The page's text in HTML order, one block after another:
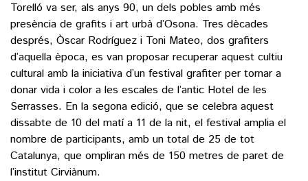
POLÍTICA
ECONOMIA
VEURE TOTES
ESPORTS
FUTBOL
HOQUEI PATINS
MOTOR
VEURE TOTES
CULTURA
ARTS ESCÈNIQUES
CULTURA POPULAR
LLIBRES
CALAIX
SUPLEMENTS
FOTOGALERIES
9MAGAZÍN
Torelló va ser, als anys 90, un dels pobles amb més
presència de grafits i art urbà d’Osona. Tres dècades
després, Òscar Rodríguez i Toni Mateo, dos grafiters
d’aquella època, es van proposar recuperar aquest cultiu
cultural amb la iniciativa d’un festival grafiter per tornar a
donar vida i color a les escales de l’antic Hotel de les
Serrasses. En la segona edició, que se celebra aquest
dissabte de 10 del matí a 11 de la nit, el festival amplia el
nombre de participants, amb un total de 25 de tot
Catalunya, que ompliran més de 150 metres de paret de
l’institut Cirviànum.